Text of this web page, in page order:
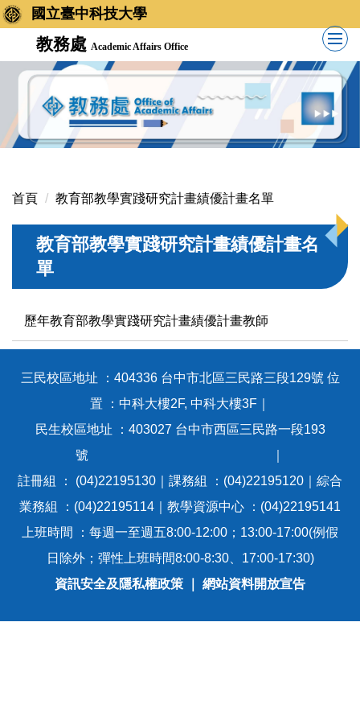
國立臺中科技大學
教務處 Academic Affairs Office
首頁 教育部教學實踐研究計畫績優計畫名單
教育部教學實踐研究計畫績優計畫名
單
歷年教育部教學實踐研究計畫績優計畫教師
三民校區地址 ：404336 台中市北區三民路三段129號 位
置 ：中科大樓2F, 中科大樓3F｜
民生校區地址 ：403027 台中市西區三民路一段193
號 ｜
註冊組 ： (04)22195130｜課務組 ：(04)22195120｜綜合
業務組 ：(04)22195114｜教學資源中心 ：(04)22195141
上班時間 ：每週一至週五8:00-12:00；13:00-17:00(例假
日除外；彈性上班時間8:00-8:30、17:00-17:30)
資訊安全及隱私權政策
網站資料開放宣告